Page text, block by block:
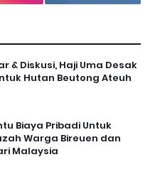
& Diskusi, Haji Uma Desak
Hutan Beutong Ateuh
Biaya Pribadi Untuk
Warga Bireuen dan
Malaysia